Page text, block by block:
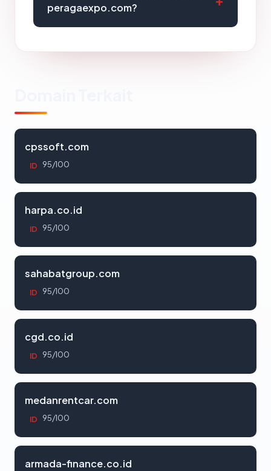
peragaexpo.com?
cpssoft.com
ID 95/100
harpa.co.id
ID 95/100
sahabatgroup.com
ID 95/100
cgd.co.id
ID 95/100
medanrentcar.com
ID 95/100
armada-finance.co.id